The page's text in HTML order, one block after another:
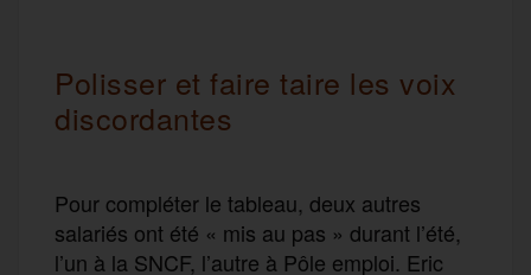
Polisser et faire taire les voix
discordantes
Pour compléter le tableau, deux autres
salariés ont été « mis au pas » durant l’été,
l’un à la SNCF, l’autre à Pôle emploi. Eric